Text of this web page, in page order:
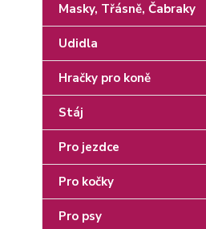
Masky, Třásně, Čabraky
Udidla
Hračky pro koně
Stáj
Pro jezdce
Pro kočky
Pro psy